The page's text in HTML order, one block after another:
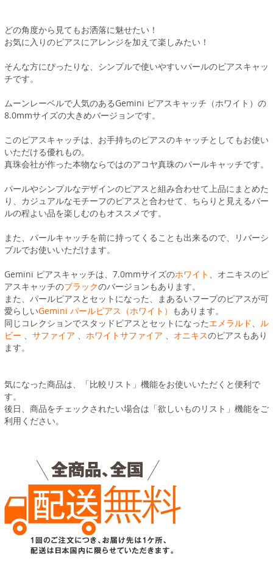
どの角度から見てもお洒落に魅せたい！
お気に入りのピアスにアレンジを加えて楽しみたい！
そんな方にぴったりな、シンプルで使いやすいパールのピアスキャッ
チです。
ムーンレーベルで人気のあるGemini ピアスキャッチ（ホワイト）の
8.0mmサイズの大きめバージョンです。
このピアスキャッチは、お手持ちのピアスのキャッチとしてもお使い
いただける優れもの。
真珠会社が作った本物ならではのアコヤ真珠のパールキャッチです。
パールやシンプルなデザインのピアスと組み合わせて上品にまとめた
り、カジュアルなモチーフのピアスと合わせて、ちらりと見えるパー
ルの程よい品を楽しむのもオススメです。
また、パールキャッチを前に持ってくることも出来るので、リバーシ
ブルでお使いいただけます。
Gemini ピアスキャッチは、7.0mmサイズのホワイト 、オニキスのピ
アスキャッチのブラックのバージョンもあります。
また、パールピアスとセットになった、まあるいフープのピアスが可
愛らしいGemini パールピアス（ホワイト） もあります。
同じコレクションでスタッドピアスとセットになったエメラルド、 ル
ビー 、 サファイア 、 ホワイトサファイア 、 オニキスのピアスもあり
ます。
気になった商品は、「比較リスト」機能をお使いいただくと便利で
す。
後日、商品をチェックされたい場合は「欲しいものリスト」機能をご
利用ください。